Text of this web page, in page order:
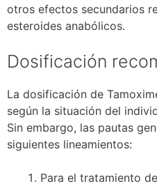
otros efectos secundarios
esteroides anabólicos.
Dosificación
La dosificación de
según la situación del
Sin embargo, las pautas
siguientes lineamientos:
Para el tratamiento